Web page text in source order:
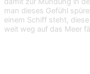
man dieses Gefühl
einem Schiff steht,
weit weg auf das Meer